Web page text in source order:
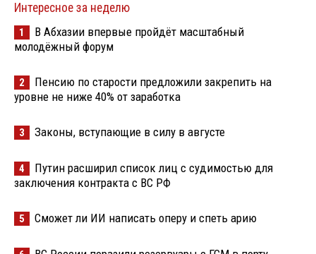
Интересное за неделю
1
В Абхазии впервые пройдёт масштабный
молодёжный форум
2
Пенсию по старости предложили закрепить на
уровне не ниже 40% от заработка
3 Законы, вступающие в силу в августе
4
Путин расширил список лиц с судимостью для
заключения контракта с ВС РФ
5 Сможет ли ИИ написать оперу и спеть арию